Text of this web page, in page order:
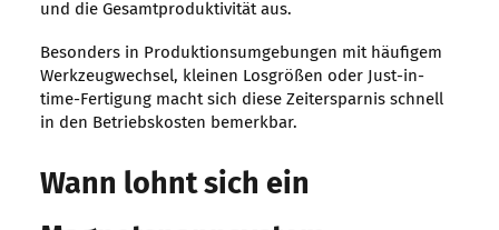
und die Gesamtproduktivität aus.
Besonders in Produktionsumgebungen mit häufigem
Werkzeugwechsel, kleinen Losgrößen oder Just-in-
time-Fertigung macht sich diese Zeitersparnis schnell
in den Betriebskosten bemerkbar.
Wann lohnt sich ein